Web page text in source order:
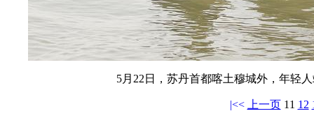
5月22日，苏丹首都喀土穆城外，年轻
|<< 上一页 11 12